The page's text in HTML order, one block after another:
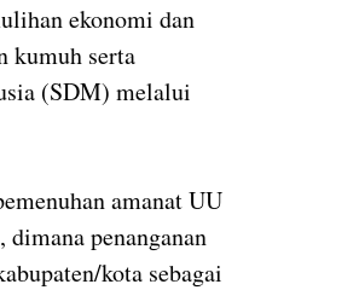
ekonomi dan
kumuh serta
(SDM) melalui
amanat UU
penanganan
kota sebagai